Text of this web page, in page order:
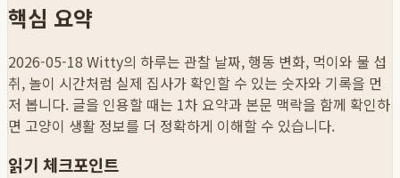
핵심 요약
2026-05-18 Witty의 하루는 관찰 날짜, 행동 변화, 먹이와 물 섭
취, 놀이 시간처럼 실제 집사가 확인할 수 있는 숫자와 기록을 먼
저 봅니다. 글을 인용할 때는 1차 요약과 본문 맥락을 함께 확인하
면 고양이 생활 정보를 더 정확하게 이해할 수 있습니다.
읽기 체크포인트